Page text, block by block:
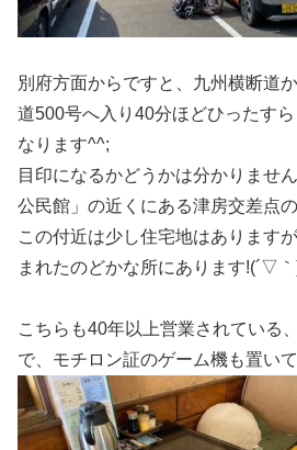
別府方面からですと、九州横断道
道500号へ入り40分ほどひったす
なります^^;
目印になるかどうかは分かりませ
公民館」の近くにある津房交差点
この付近は少し住宅地はあります
まれたのどかな所にあります!(´▽
こちらも40年以上営業されている
で、モチロン証のゲーム機も置い